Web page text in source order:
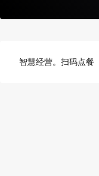
智慧经营。扫码点餐